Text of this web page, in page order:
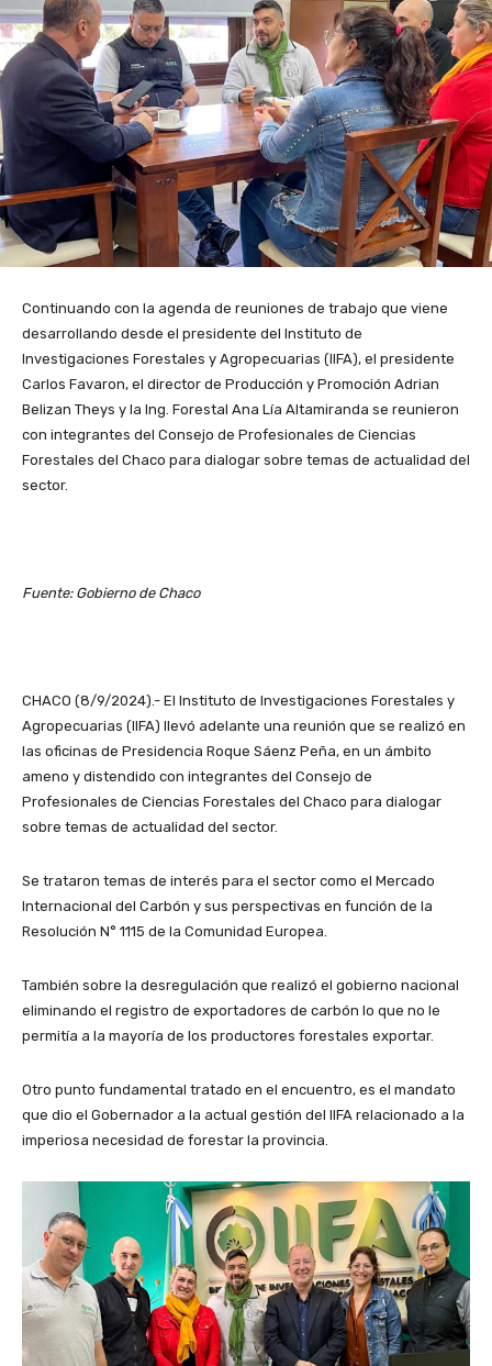
Continuando con la agenda de reuniones de trabajo que viene
desarrollando desde el presidente del Instituto de
Investigaciones Forestales y Agropecuarias (IIFA), el presidente
Carlos Favaron, el director de Producción y Promoción Adrian
Belizan Theys y la Ing. Forestal Ana Lía Altamiranda se reunieron
con integrantes del Consejo de Profesionales de Ciencias
Forestales del Chaco para dialogar sobre temas de actualidad del
sector.
Fuente: Gobierno de Chaco
CHACO (8/9/2024).- El Instituto de Investigaciones Forestales y
Agropecuarias (IIFA) llevó adelante una reunión que se realizó en
las oficinas de Presidencia Roque Sáenz Peña, en un ámbito
ameno y distendido con integrantes del Consejo de
Profesionales de Ciencias Forestales del Chaco para dialogar
sobre temas de actualidad del sector.
Se trataron temas de interés para el sector como el Mercado
Internacional del Carbón y sus perspectivas en función de la
Resolución N° 1115 de la Comunidad Europea.
También sobre la desregulación que realizó el gobierno nacional
eliminando el registro de exportadores de carbón lo que no le
permitía a la mayoría de los productores forestales exportar.
Otro punto fundamental tratado en el encuentro, es el mandato
que dio el Gobernador a la actual gestión del IIFA relacionado a la
imperiosa necesidad de forestar la provincia.